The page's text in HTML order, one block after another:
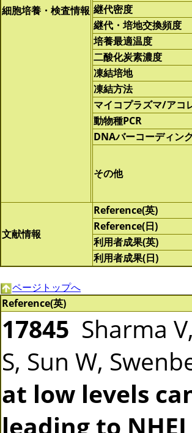
細胞培養・検査情報 継代密度
継代・培地交換頻度
培養最適温度
二酸化炭素濃度
凍結培地
凍結方法
マイコプラズマ/アコ
動物種PCR
DNAバーコーディン
その他
文献情報
Reference(英)
Reference(日)
利用者成果(英)
利用者成果(日)
ページトップへ
Reference(英)
17845 Sharma
S, Sun W,
at low levels
leading to